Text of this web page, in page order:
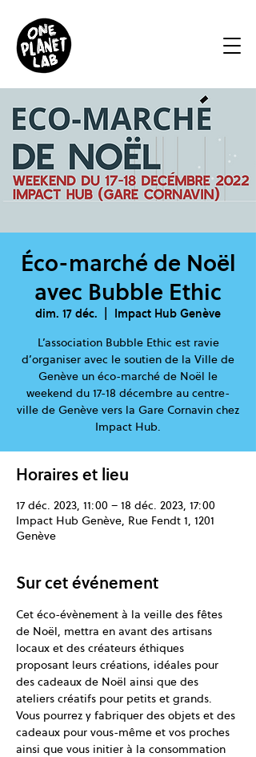
Éco-marché de Noël
avec Bubble Ethic
dim. 17 déc.
Impact Hub Genève
L’association Bubble Ethic est ravie
d’organiser avec le soutien de la Ville de
Genève un éco-marché de Noël le
weekend du 17-18 décembre au centre-
ville de Genève vers la Gare Cornavin chez
Impact Hub.
Horaires et lieu
17 déc. 2023, 11:00 – 18 déc. 2023, 17:00
Impact Hub Genève, Rue Fendt 1, 1201
Genève
Sur cet événement
Cet éco-évènement à la veille des fêtes
de Noël, mettra en avant des artisans
locaux et des créateurs éthiques
proposant leurs créations, idéales pour
des cadeaux de Noël ainsi que des
ateliers créatifs pour petits et grands.
Vous pourrez y fabriquer des objets et des
cadeaux pour vous-même et vos proches
ainsi que vous initier à la consommation